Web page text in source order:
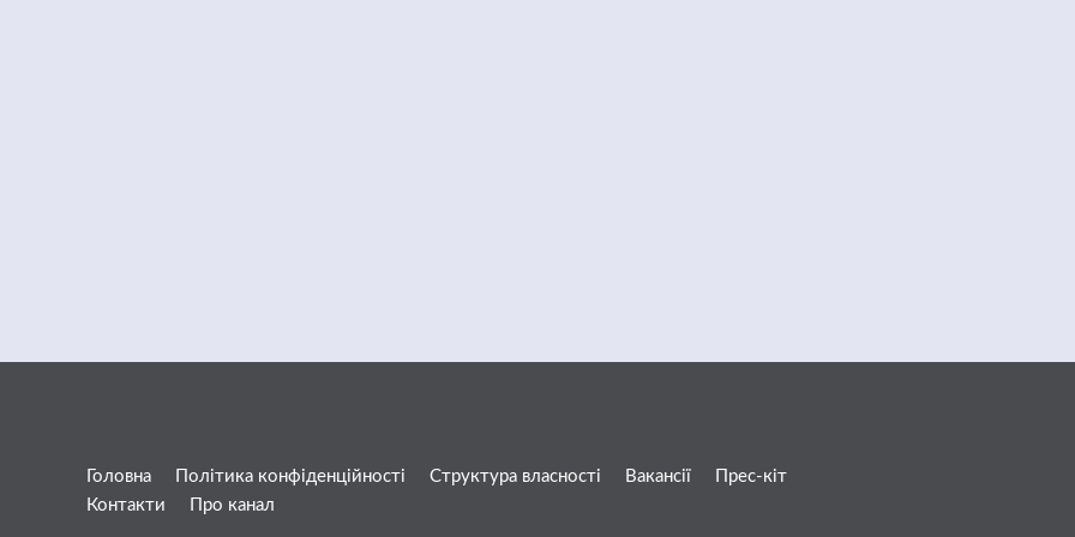
Головна Політика конфіденційності Структура власності Вакансії
Прес-кіт
Контакти
Про канал